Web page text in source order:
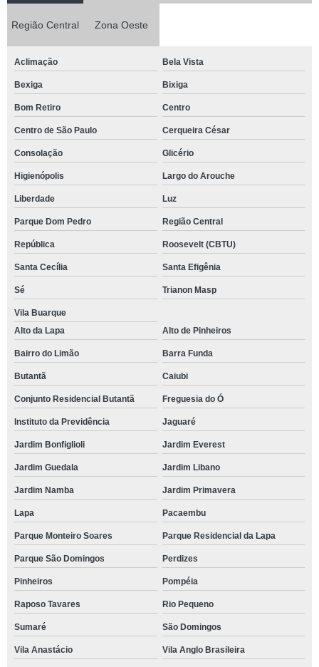
Região Central Zona Oeste
Aclimação Bela Vista
Bexiga Bixiga
Bom Retiro Centro
Centro de São Paulo Cerqueira César
Consolação Glicério
Higienópolis Largo do Arouche
Liberdade Luz
Parque Dom Pedro Região Central
República Roosevelt (CBTU)
Santa Cecília Santa Efigênia
Sé Trianon Masp
Vila Buarque
Alto da Lapa
Alto de Pinheiros
Bairro do Limão Barra Funda
Butantã Caiubi
Conjunto Residencial Butantã Freguesia do Ó
Instituto da Previdência Jaguaré
Jardim Bonfiglioli Jardim Everest
Jardim Guedala Jardim Libano
Jardim Namba Jardim Primavera
Lapa Pacaembu
Parque Monteiro Soares Parque Residencial da Lapa
Parque São Domingos Perdizes
Pinheiros Pompéia
Raposo Tavares Rio Pequeno
Sumaré São Domingos
Vila Anastácio Vila Anglo Brasileira